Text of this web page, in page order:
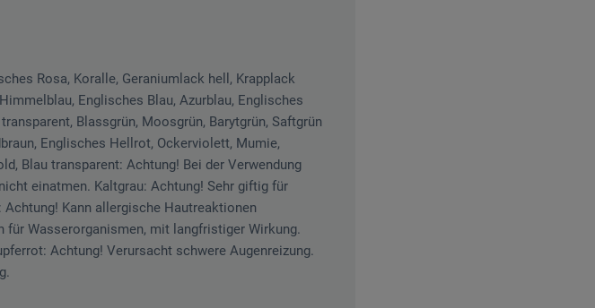
Rosa, Koralle, Geraniumlack hell, Krapplack
Englisches Blau, Azurblau, Englisches
Blassgrün, Moosgrün, Barytgrün, Saftgrün
Englisches Hellrot, Ockerviolett, Mumie,
Blau transparent: Achtung! Bei der Verwendung
einatmen. Kaltgrau: Achtung! Sehr giftig für
Kann allergische Hautreaktionen
für Wasserorganismen, mit langfristiger Wirkung.
Achtung! Verursacht schwere Augenreizung.